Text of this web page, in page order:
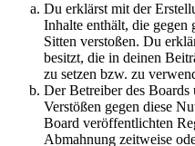
Du erklärst mit der
Inhalte enthält, die gegen
Sitten verstoßen. Du
besitzt, die in deinen
zu setzen bzw. zu
Der Betreiber des Boards
Verstößen gegen diese
Board veröffentlichten
Abmahnung zeitweise